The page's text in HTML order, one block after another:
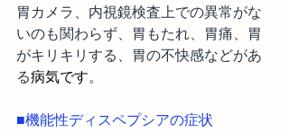
胃カメラ、内視鏡検査上での異常がな
いのも関わらず、胃もたれ、胃痛、胃
がキリキリする、胃の不快感などがあ
る病気です。
■機能性ディスペプシアの症状